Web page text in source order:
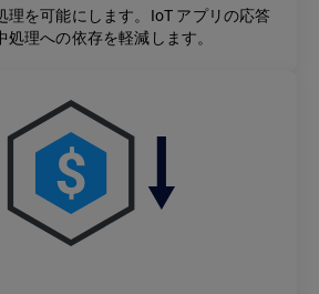
理を可能にします。IoT アプリの応答
理への依存を軽減します。